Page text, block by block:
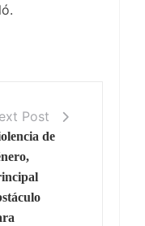
Post
de